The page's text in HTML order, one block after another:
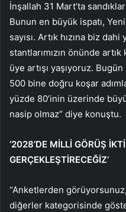
İnşallah 31 Mart’ta
Bunun en büyük ispatı,
sayısı. Artık hızına biz
stantlarımızın önünde
üye artışı yaşıyoruz. Bugün
500 bine doğru koşar
yüzde 80’inin üzerinde
nasip olmaz” diye konuştu.
‘2028’DE MİLLİ GÖRÜŞ
GERÇEKLEŞTİRECEĞİZ’
“Anketlerden
diğerler kategorisinde